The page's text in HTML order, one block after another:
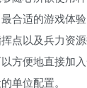
合适的游戏体
点以及兵力资
方便地直接加
单位配置。